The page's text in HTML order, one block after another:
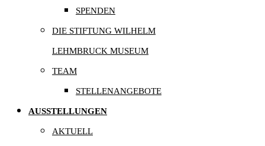
SPENDEN
DIE STIFTUNG WILHELM
LEHMBRUCK MUSEUM
TEAM
STELLENANGEBOTE
AUSSTELLUNGEN
AKTUELL